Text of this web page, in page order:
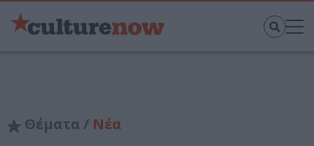
Θέματα / Νέα